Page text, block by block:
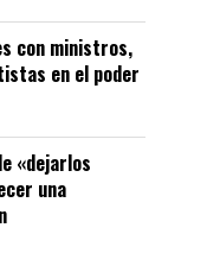
con ministros,
en el poder
«dejarlos
una